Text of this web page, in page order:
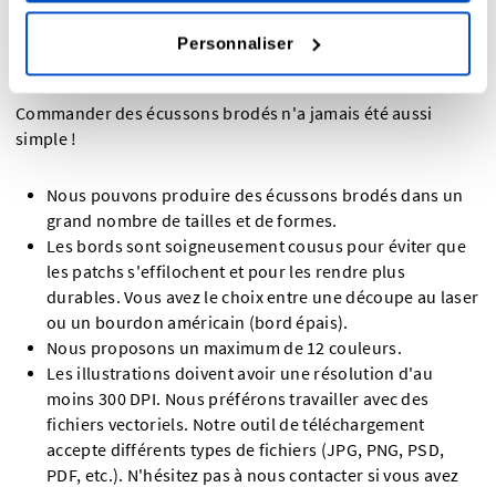
Personnaliser
brodés
Commander des écussons brodés n'a jamais été aussi
simple !
Nous pouvons produire des écussons brodés dans un
grand nombre de tailles et de formes.
Les bords sont soigneusement cousus pour éviter que
les patchs s'effilochent et pour les rendre plus
durables. Vous avez le choix entre une découpe au laser
ou un bourdon américain (bord épais).
Nous proposons un maximum de 12 couleurs.
Les illustrations doivent avoir une résolution d'au
moins 300 DPI. Nous préférons travailler avec des
fichiers vectoriels. Notre outil de téléchargement
accepte différents types de fichiers (JPG, PNG, PSD,
PDF, etc.). N'hésitez pas à nous contacter si vous avez